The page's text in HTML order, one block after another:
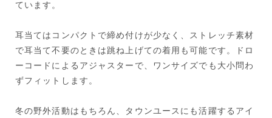
ています。
耳当てはコンパクトで締め付けが少なく、ストレッチ素材
で耳当て不要のときは跳ね上げての着用も可能です。ドロ
ーコードによるアジャスターで、ワンサイズでも大小問わ
ずフィットします。
冬の野外活動はもちろん、タウンユースにも活躍するアイ